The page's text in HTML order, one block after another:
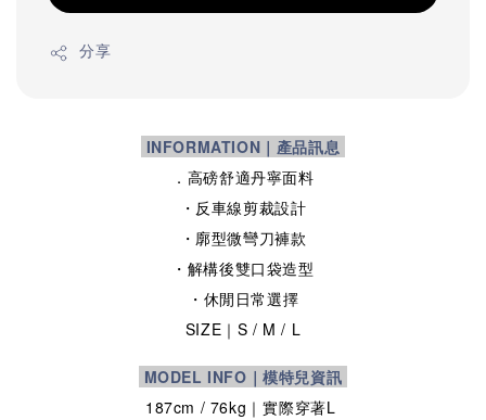
分享
INFORMATION｜產品訊息
．高磅舒適丹寧面料
・反車線剪裁設計
・廓型微彎刀褲款
・解構後雙口袋造型
・ 休閒日常選擇
SIZE ｜S / M / L
MODEL INFO｜模特兒資訊
187cm / 76kg｜實際穿著L